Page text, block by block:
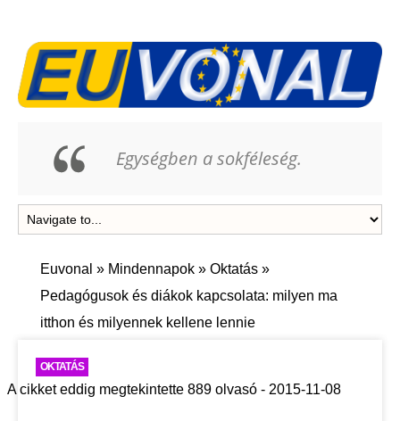
Egységben a sokféleség.
Euvonal » Mindennapok » Oktatás »
Pedagógusok és diákok kapcsolata: milyen ma
itthon és milyennek kellene lennie
OKTATÁS
A cikket eddig megtekintette 889 olvasó - 2015-11-08